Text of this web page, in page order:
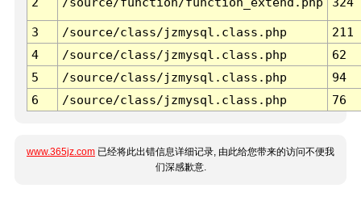
3 /source/class/jzmysql.class.php
211
4
/source/class/jzmysql.class.php
62
5
/source/class/jzmysql.class.php
94
6
/source/class/jzmysql.class.php 76
www.365jz.com 已经将此出错信息详细记录, 由此给您带来的访问不便我
们深感歉意.